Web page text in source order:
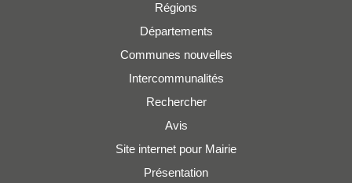
Régions
Départements
Communes nouvelles
Intercommunalités
Rechercher
Avis
Site internet pour Mairie
Présentation